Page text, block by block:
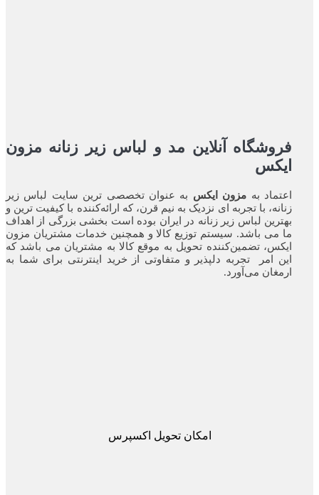
فروشگاه آنلاین مد و لباس زیر زنانه مزون
ایکس
اعتماد بهمزون ایکس به عنوان تخصصی ترین سایت لباس زیر
زنانه، با تجربه ای نزدیک به نیم قرن، که ارائه‌کننده با کیفیت ترین و
بهترین لباس زیر زنانه در ایران بوده ‌است بخشی بزرگی از اهداف
ما می باشد. سیستم توزیع کالا و همچنین خدمات مشتریان مزون
ایکس، تضمین‌کننده‌ تحویل به موقع کالا به مشتریان می باشد که
این امر تجربه‌ دلپذیر و متفاوتی از خرید اینترنتی برای شما به
ارمغان می‌آورد.
امکان تحویل اکسپرس